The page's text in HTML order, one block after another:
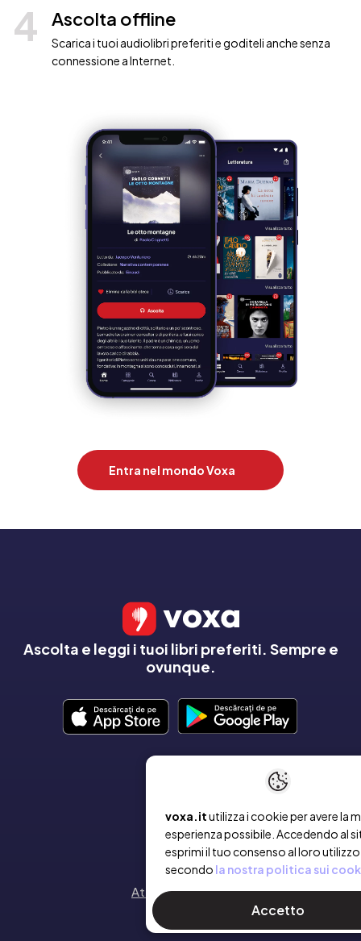
voxa.itutilizza i cookie per avere la
esperienza possibile. Accedendo al
esprimi il tuo consenso al loro utilizzo
secondo la nostra politica sui
Accetto
4 Ascolta offline
Scarica i tuoi audiolibri preferiti e goditeli anche senza
connessione a Internet.
Entra nel mondo Voxa
Ascolta e leggi i tuoi libri preferiti. Sempre e
ovunque.
Chi siamo
Contatto
Attiva un voucher